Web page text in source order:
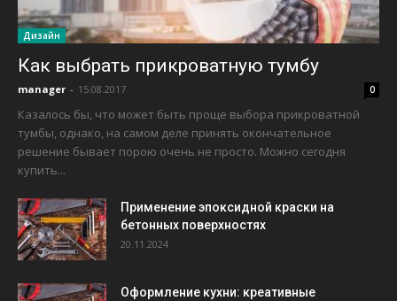
Дизайн
Как выбрать прикроватную тумбу
manager - 15.08.2017 0
Казалось бы, что может быть проще выбора прикроватной
тумбы, однако, на самом деле принять окончательное
решение бывает порою очень не просто. Можно сегодня
купить...
Применение эпоксидной краски на
бетонных поверхностях
20.11.2024
Оформление кухни: креативные